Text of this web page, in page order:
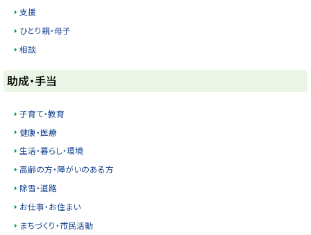
に 支援
ひとり親・母子
相談
ト
ッ
プ
に
助成・手当
子育て・教育
健康・医療
生活・暮らし・環境
高齢の方・障がいのある方
除雪・道路
お仕事・お住まい
まちづくり・市民活動